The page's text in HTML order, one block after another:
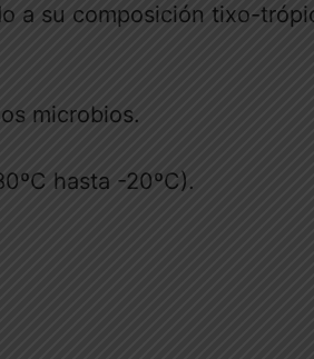
a su composición tixo-
microbios.
hasta -20ºC).